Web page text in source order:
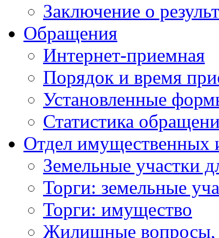
Заключение о
Обращения
Интернет-приемная
Порядок и время
Установленные
Статистика
Отдел имущественных
Земельные участки
Торги: земельные
Торги: имущество
Жилищные вопросы,